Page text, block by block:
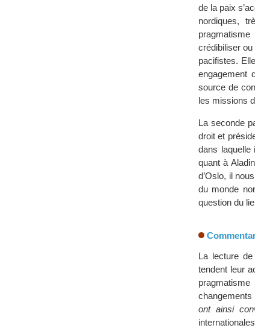
de la paix
nordiques,
crédibiliser
pacifistes.
engagement
source de
les missions
La seconde
droit et
dans laquelle
quant à
d’Oslo, il
du monde
question du
La lecture
tendent leur
ont ainsi